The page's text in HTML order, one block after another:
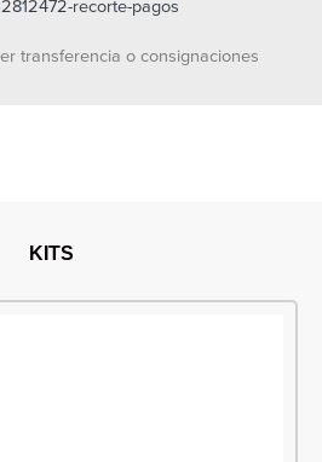
transferencia o consignaciones
KITS